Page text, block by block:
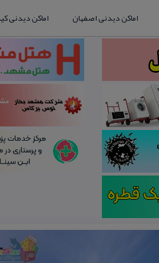
اماکن دیدنی اصفهان اماکن دیدنی